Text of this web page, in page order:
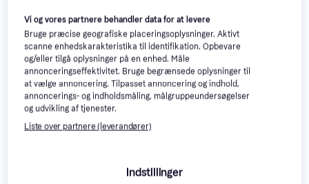
siddepladser, 1123 L, Varmer,
Dysesystem, Frostsikring
4.699 kr.
Ikke på lager
Varmer, Boblefunktion., PVC
3.961 kr.
1 butik
Spabade & Vildmarksbade: 3
ting at overveje, før du køber
Når du køber et spabad eller vildmarksbad, er
Vi og vores partnere behandler data for at levere
Bruge præcise geografiske placeringsoplysninger. Aktivt
scanne enhedskarakteristika til identifikation. Opbevare
og/eller tilgå oplysninger på en enhed. Måle
annonceringseffektivitet. Bruge begrænsede oplysninger til
at vælge annoncering. Tilpasset annoncering og indhold,
annoncerings- og indholdsmåling, målgruppeundersøgelser
og udvikling af tjenester.
Liste over partnere (leverandører)
Indstillinger